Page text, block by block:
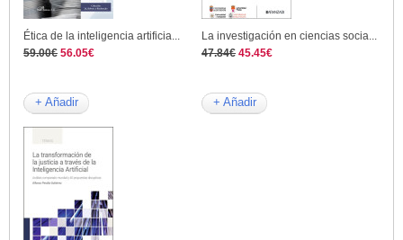
Ética de la inteligencia artificia...
59.00€ 56.05€
+ Añadir
La investigación en ciencias socia...
47.84€ 45.45€
+ Añadir